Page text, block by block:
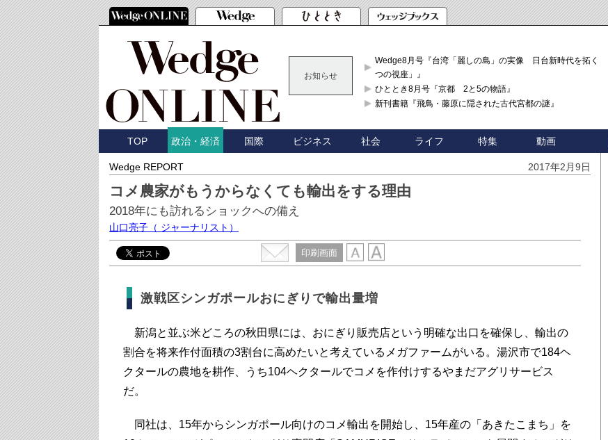
お知らせ
Wedge8月号『台湾「麗しの島」の実像 日台新時代を拓く「3
つの視座」』
ひととき8月号『京都 2と5の物語』
新刊書籍『飛鳥・藤原に隠された古代宮都の謎』
TOP 政治・経済 国際 ビジネス 社会 ライフ 特集 動画
Wedge REPORT 2017年2月9日
コメ農家がもうからなくても輸出をする理由
2018年にも訪れるショックへの備え
山口亮子 （ ジャーナリスト）
印刷画面
激戦区シンガポールおにぎりで輸出量増
新潟と並ぶ米どころの秋田県には、おにぎり販売店という明確な出口を確保し、輸出の
割合を将来作付面積の3割台に高めたいと考えているメガファームがいる。湯沢市で184ヘ
クタールの農地を耕作、うち104ヘクタールでコメを作付けするやまだアグリサービス
だ。
同社は、15年からシンガポール向けのコメ輸出を開始し、15年産の「あきたこまち」を